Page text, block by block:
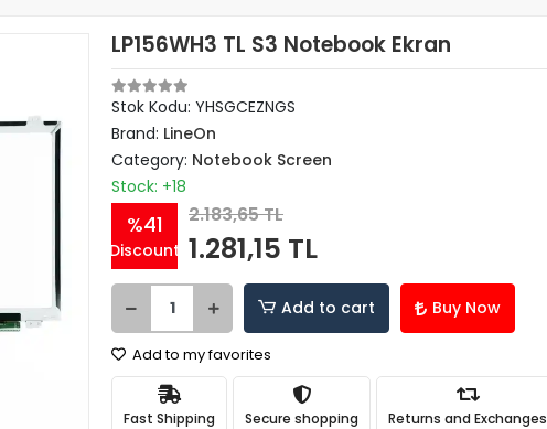
LP156WH3 TL S3 Notebook Ekran
Stok Kodu: YHSGCEZNGS
Brand: LineOn
Category: Notebook Screen
Stock: +18
%41
Discount
2.183,65 TL
1.281,15 TL
Add to cart Buy Now
Add to my favorites
Fast Shipping Secure shopping Returns and Exchanges